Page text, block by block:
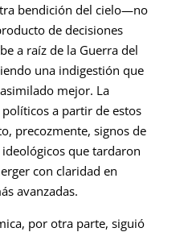
bendición del cielo—no
de decisiones
a raíz de la Guerra del
una indigestión que
mejor. La
a partir de estos
precozmente, signos de
que tardaron
con claridad en
avanzadas.
por otra parte, siguió